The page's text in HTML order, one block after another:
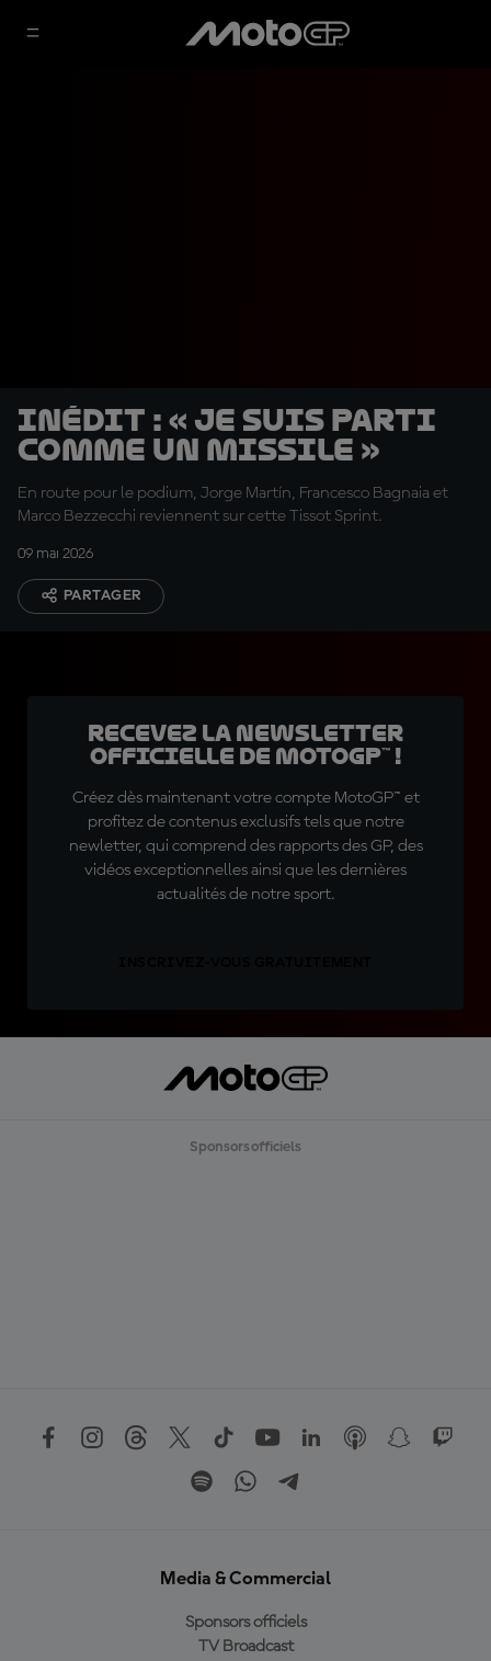
INÉDIT : « Je suis parti
comme un missile »
En route pour le podium, Jorge Martín, Francesco Bagnaia et
Marco Bezzecchi reviennent sur cette Tissot Sprint.
09 mai 2026
PARTAGER
Recevez la Newsletter
officielle de MotoGP™ !
Créez dès maintenant votre compte MotoGP™ et
profitez de contenus exclusifs tels que notre
newletter, qui comprend des rapports des GP, des
vidéos exceptionnelles ainsi que les dernières
actualités de notre sport.
Sponsors officiels
Media & Commercial
Sponsors officiels
TV Broadcast